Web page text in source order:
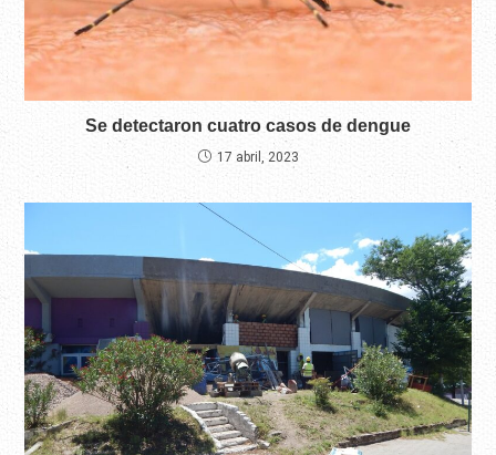
Se detectaron cuatro casos de dengue
17 abril, 2023